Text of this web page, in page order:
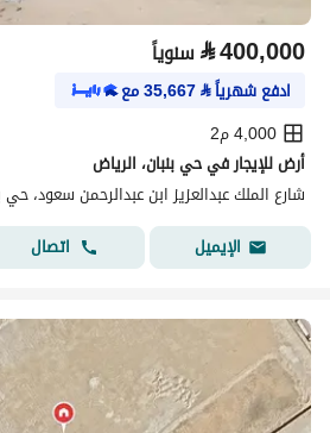
⃁400,000 سنوياً
ادفع شهرياً⃁
35,667مع
4,000 م2
أرض للإيجار في حي بنبان، الرياض
شارع الملك عبدالعزيز ابن عبدالرحمن سعود، حي
الإيميل
اتصال